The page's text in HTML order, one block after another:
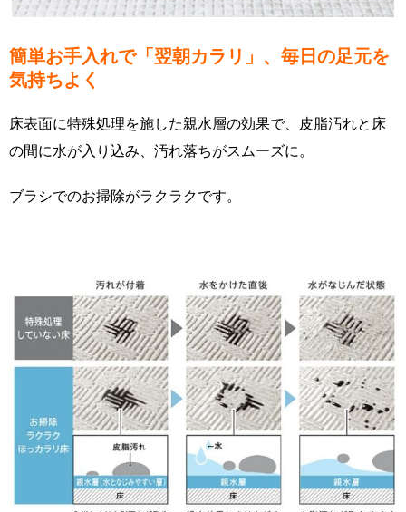
簡単お手入れで「翌朝カラリ」、毎日の足元を
気持ちよく
床表面に特殊処理を施した親水層の効果で、皮脂汚れと床
の間に水が入り込み、汚れ落ちがスムーズに。
ブラシでのお掃除がラクラクです。